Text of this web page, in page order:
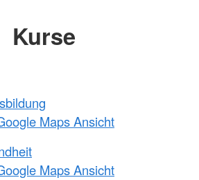
Kurse
Maps Ansicht
Maps Ansicht